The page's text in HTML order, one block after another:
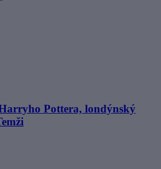
Pottera, londýnský